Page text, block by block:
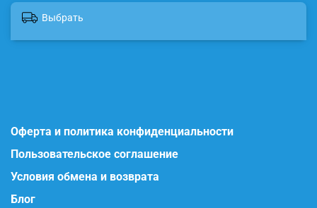
Выбрать
Оферта и политика конфиденциальности
Пользовательское соглашение
Условия обмена и возврата
Блог